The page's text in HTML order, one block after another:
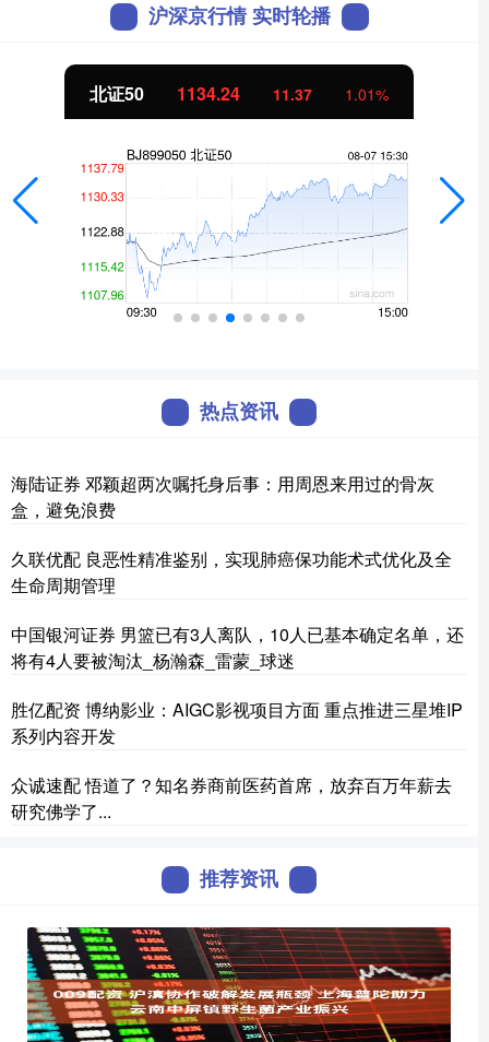
沪深京行情 实时轮播
北证50 1134.24 11.37 1.01%
热点资讯
海陆证券 邓颖超两次嘱托身后事：用周恩来用过的骨灰
盒，避免浪费
久联优配 良恶性精准鉴别，实现肺癌保功能术式优化及全
生命周期管理
中国银河证券 男篮已有3人离队，10人已基本确定名单，还
将有4人要被淘汰_杨瀚森_雷蒙_球迷
胜亿配资 博纳影业：AIGC影视项目方面 重点推进三星堆IP
系列内容开发
众诚速配 悟道了？知名券商前医药首席，放弃百万年薪去
研究佛学了...
推荐资讯